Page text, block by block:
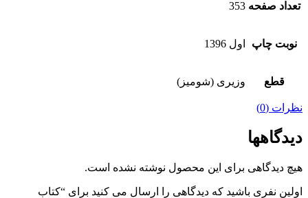
تعداد صفحه 353
نوبت چاپ اول 1396
قطع وزیری (شومیز)
نظرات (0)
دیدگاهها
هیچ دیدگاهی برای این محصول نوشته نشده است.
اولین نفری باشید که دیدگاهی را ارسال می کنید برای “کتاب